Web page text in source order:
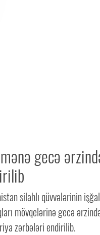
gecə
silahlı qüvvələrinin
mövqelərinə gecə
zərbələri endirilib.